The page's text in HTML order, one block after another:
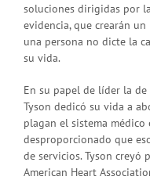
soluciones dirigidas por
evidencia, que crearán
una persona no dicte la
su vida.
En su papel de líder la
Tyson dedicó su vida a
plagan el sistema médico
desproporcionado que
de servicios. Tyson creyó
American Heart